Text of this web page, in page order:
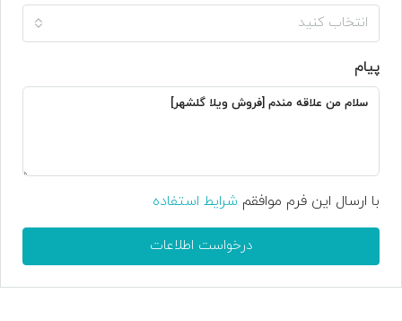
انتخاب کنید
پیام
با ارسال این فرم موافقم شرایط استفاده
درخواست اطلاعات